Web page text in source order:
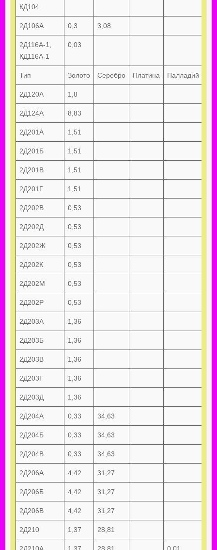
КД104
2Д106А 0,3 3,08
2Д116А-1,
КД116А-1
0,03
Тип Золото Серебро Платина Палладий
2Д120А 1,8
2Д124А 8,83
2Д201А 1,51
2Д201Б 1,51
2Д201В 1,51
2Д201Г 1,51
2Д202В 0,53
2Д202Д 0,53
2Д202Ж 0,53
2Д202К 0,53
2Д202М 0,53
2Д202Р 0,53
2Д203А 1,36
2Д203Б 1,36
2Д203В 1,36
2Д203Г 1,36
2Д203Д 1,36
2Д204А 0,33 34,63
2Д204Б 0,33 34,63
2Д204В 0,33 34,63
2Д206А 4,42 31,27
2Д206Б 4,42 31,27
2Д206В 4,42 31,27
2Д210 1,37 28,81